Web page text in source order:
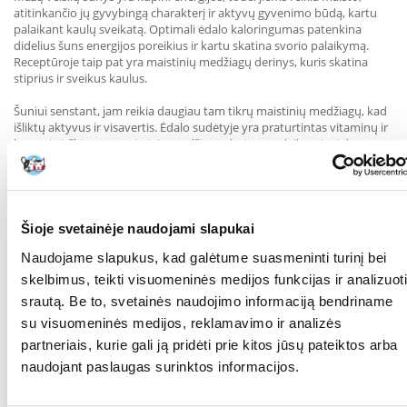
Šioje svetainėje naudojami slapukai
Naudojame slapukus, kad galėtume suasmeninti turinį bei
skelbimus, teikti visuomeninės medijos funkcijas ir analizuoti
srautą. Be to, svetainės naudojimo informaciją bendriname
su visuomeninės medijos, reklamavimo ir analizės
partneriais, kurie gali ją pridėti prie kitos jūsų pateiktos arba
naudojant paslaugas surinktos informacijos.
atitinkančio jų gyvybingą charakterį ir aktyvų gyvenimo būdą, kartu
palaikant kaulų sveikatą. Optimali ėdalo kaloringumas patenkina
didelius šuns energijos poreikius ir kartu skatina svorio palaikymą.
Receptūroje taip pat yra maistinių medžiagų derinys, kuris skatina
stiprius ir sveikus kaulus.
Šuniui senstant, jam reikia daugiau tam tikrų maistinių medžiagų, kad
išliktų aktyvus ir visavertis. Ėdalo sudėtyje yra praturtintas vitaminų ir
lengvai virškinamų maistinių medžiagų derinys, palaikantis tinkamą
įsisavinimą ir palaikantis jūsų šuns gyvybingumą.
Mažų veislių šunys dažnai būna išrankūs. Maistas ne tik praturtintas
unikaliais skoniais, kad skatintų apetitą, bet ir pritaikytas jautriems
išrankiausi šunys gautų visų jiems reikalingų maistinių medžiagų.
Visi ROYAL CANIN produktai griežtai tikrinami, kad būtų užtikrinta
aukščiausia maisto kokybė.
Mūsų mokslininkų komanda kuria receptūras, pritaikytas konkretiems
suaugusių šunų mitybos poreikiams, naudodama aukštos kokybės
maistines medžiagas ir atsižvelgdama į tvarumo principus.
SUDĖTIS
: džiovinti paukštienos baltymai, kukurūzai, ryžiai, kvietiniai
miltai, gyvuliniai riebalai, kviečių glitimas, kukurūzų glitimas, kukurūzų